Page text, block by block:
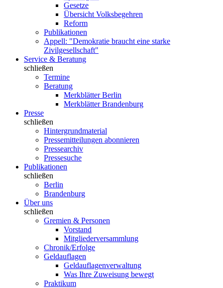
Gesetze
Übersicht Volksbegehren
Reform
Publikationen
Appell: "Demokratie braucht eine starke
Zivilgesellschaft"
Service & Beratung
schließen
Termine
Beratung
Merkblätter Berlin
Merkblätter Brandenburg
Presse
schließen
Hintergrundmaterial
Pressemitteilungen abonnieren
Pressearchiv
Pressesuche
Publikationen
schließen
Berlin
Brandenburg
Über uns
schließen
Gremien & Personen
Vorstand
Mitgliederversammlung
Chronik/Erfolge
Geldauflagen
Geldauflagenverwaltung
Was Ihre Zuweisung bewegt
Praktikum